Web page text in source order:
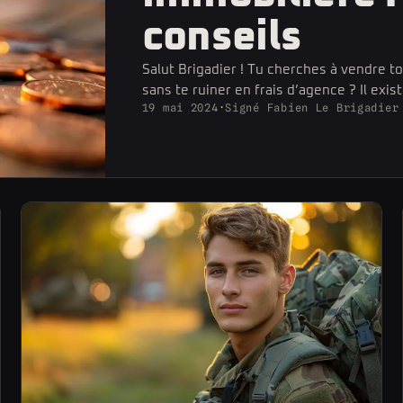
conseils
Salut Brigadier ! Tu cherches à vendre
sans te ruiner en frais d’agence ? Il
méthodes pour économiser ces
19 mai 2024 ·Signé Fabien Le Brigadier